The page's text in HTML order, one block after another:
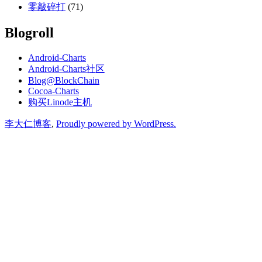
零敲碎打 (71)
Blogroll
Android-Charts
Android-Charts社区
Blog@BlockChain
Cocoa-Charts
购买Linode主机
李大仁博客, Proudly powered by WordPress.